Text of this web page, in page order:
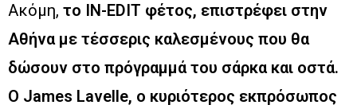
Ακόμη, το IN-EDIT φέτος, επιστρέφει στην
Αθήνα με τέσσερις καλεσμένους που θα
δώσουν στο πρόγραμμά του σάρκα και οστά.
Ο James Lavelle, ο κυριότερος εκπρόσωπος